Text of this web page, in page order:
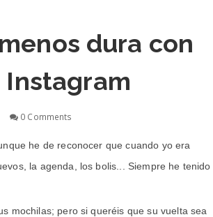
dura con
Instagram
0 Comments
he de reconocer que cuando yo era
la agenda, los bolis... Siempre he tenido
mochilas; pero si queréis que su vuelta sea